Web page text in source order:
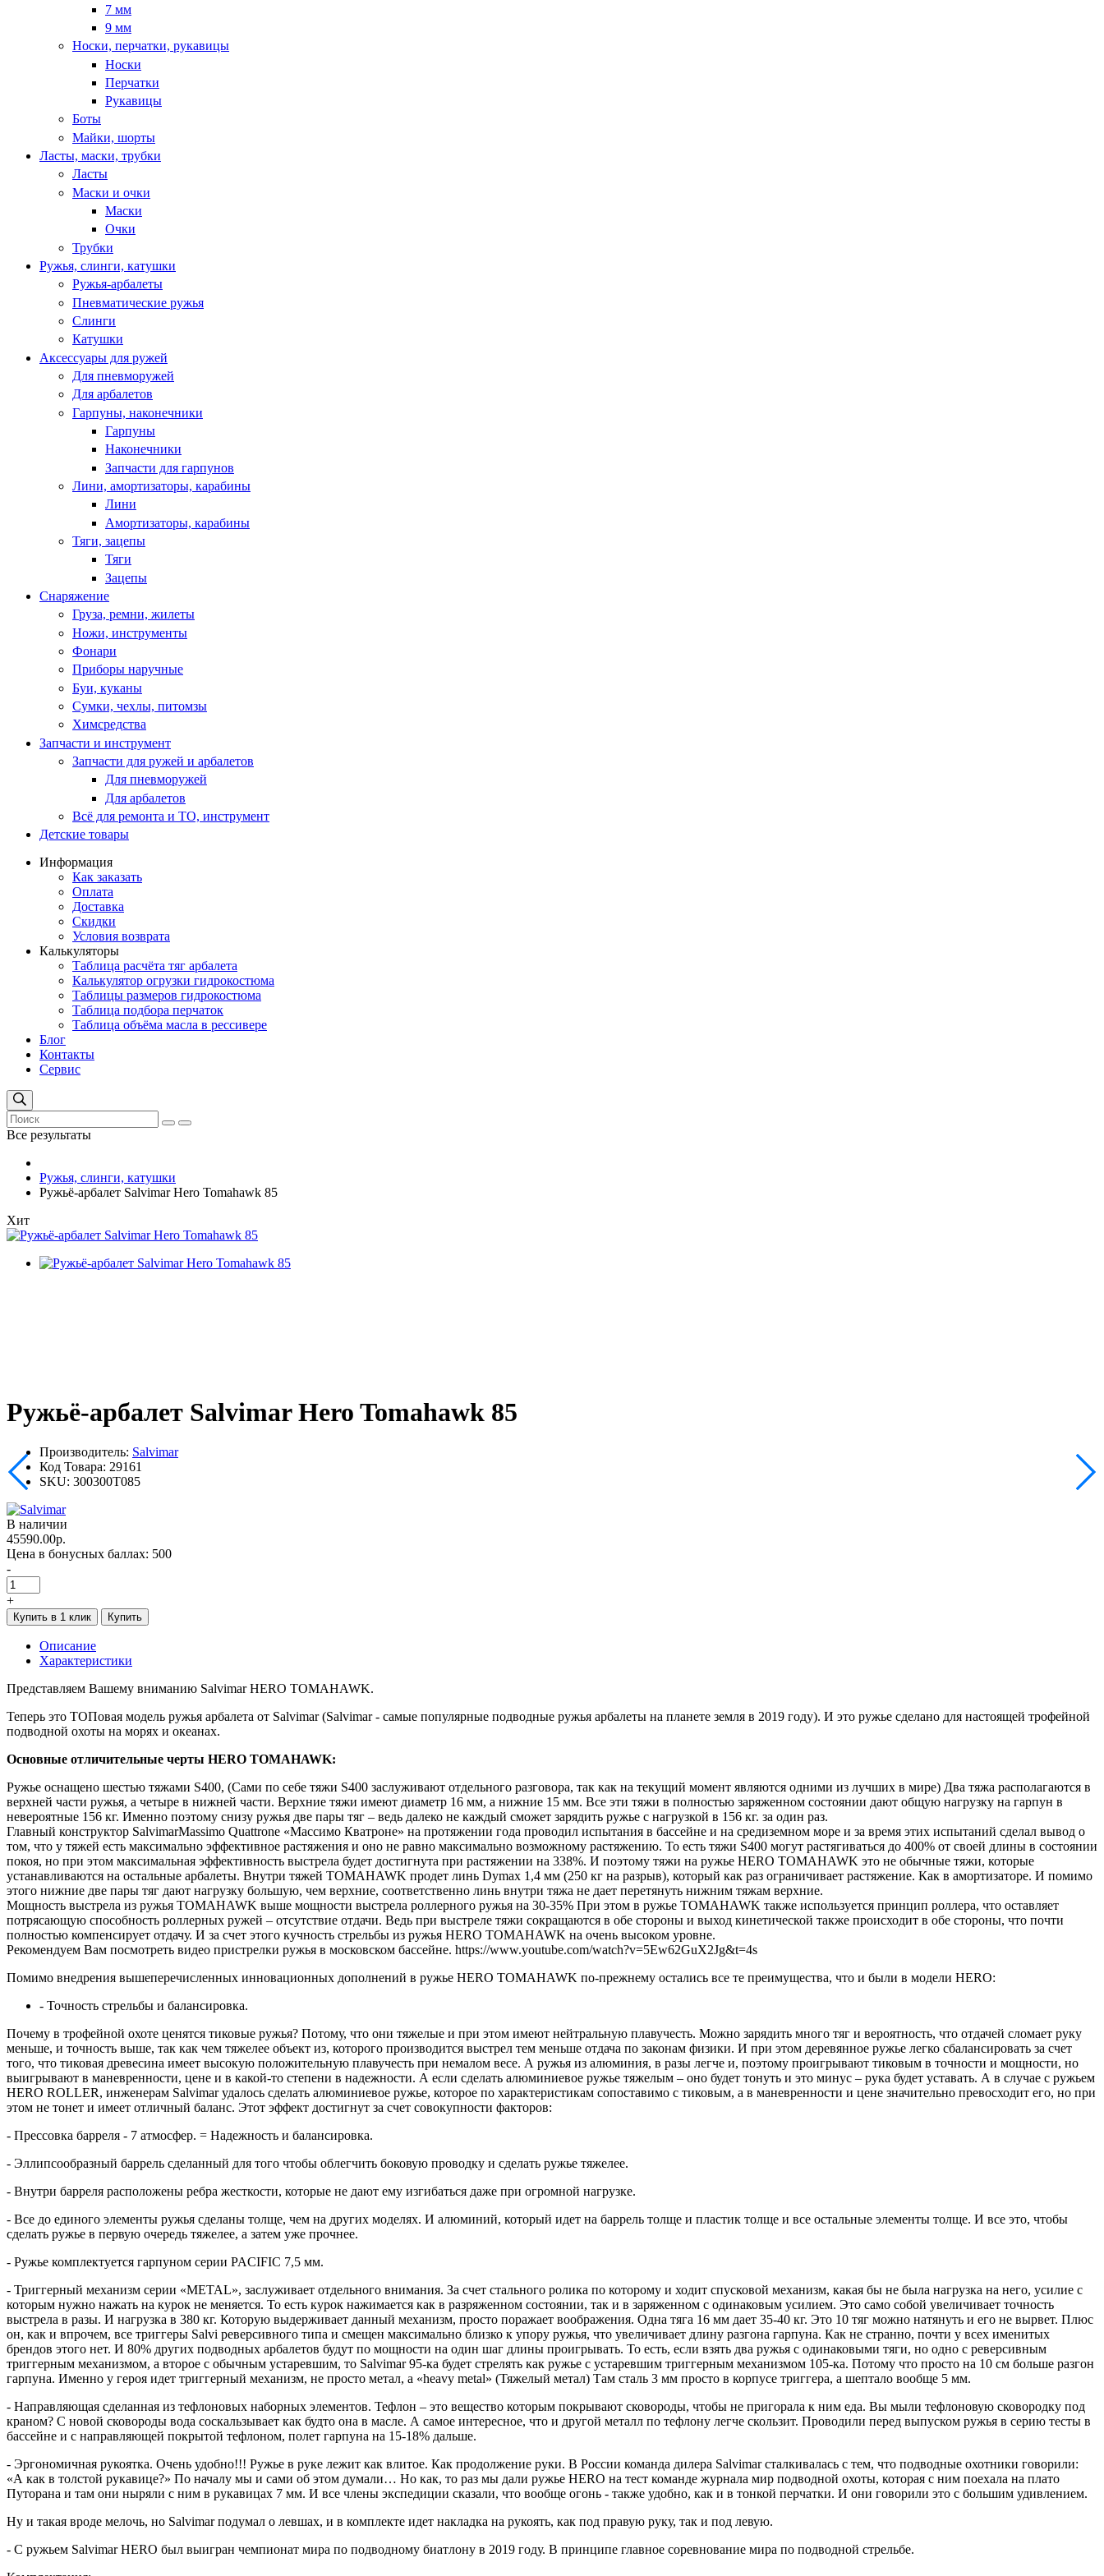
7 мм
9 мм
Носки, перчатки, рукавицы
Носки
Перчатки
Рукавицы
Боты
Майки, шорты
Ласты, маски, трубки
Ласты
Маски и очки
Маски
Очки
Трубки
Ружья, слинги, катушки
Ружья-арбалеты
Пневматические ружья
Слинги
Катушки
Аксессуары для ружей
Для пневморужей
Для арбалетов
Гарпуны, наконечники
Гарпуны
Наконечники
Запчасти для гарпунов
Лини, амортизаторы, карабины
Лини
Амортизаторы, карабины
Тяги, зацепы
Тяги
Зацепы
Снаряжение
Груза, ремни, жилеты
Ножи, инструменты
Фонари
Приборы наручные
Буи, куканы
Сумки, чехлы, питомзы
Химсредства
Запчасти и инструмент
Запчасти для ружей и арбалетов
Для пневморужей
Для арбалетов
Всё для ремонта и ТО, инструмент
Детские товары
Информация
Как заказать
Оплата
Доставка
Скидки
Условия возврата
Калькуляторы
Таблица расчёта тяг арбалета
Калькулятор огрузки гидрокостюма
Таблицы размеров гидрокостюма
Таблица подбора перчаток
Таблица объёма масла в рессивере
Блог
Контакты
Сервис
Все результаты
Ружья, слинги, катушки
Ружьё-арбалет Salvimar Hero Tomahawk 85
Хит
Ружьё-арбалет Salvimar Hero Tomahawk 85
Производитель: Salvimar
Код Товара: 29161
SKU: 300300T085
В наличии
45590.00р.
Цена в бонусных баллах: 500
-
+
Купить в 1 клик Купить
Описание
Характеристики
Представляем Вашему вниманию Salvimar HERO TOMAHAWK.
Теперь это ТОПовая модель ружья арбалета от Salvimar (Salvimar - самые популярные подводные ружья арбалеты на планете земля в 2019 году). И это ружье сделано для настоящей трофейной
подводной охоты на морях и океанах.
Основные отличительные черты HERO TOMAHAWK:
Ружье оснащено шестью тяжами S400, (Сами по себе тяжи S400 заслуживают отдельного разговора, так как на текущий момент являются одними из лучших в мире) Два тяжа располагаются в
верхней части ружья, а четыре в нижней части. Верхние тяжи имеют диаметр 16 мм, а нижние 15 мм. Все эти тяжи в полностью заряженном состоянии дают общую нагрузку на гарпун в
невероятные 156 кг. Именно поэтому снизу ружья две пары тяг – ведь далеко не каждый сможет зарядить ружье с нагрузкой в 156 кг. за один раз.
Главный конструктор SalvimarMassimo Quattrone «Массимо Кватроне» на протяжении года проводил испытания в бассейне и на средиземном море и за время этих испытаний сделал вывод о
том, что у тяжей есть максимально эффективное растяжения и оно не равно максимально возможному растяжению. То есть тяжи S400 могут растягиваться до 400% от своей длины в состоянии
покоя, но при этом максимальная эффективность выстрела будет достигнута при растяжении на 338%. И поэтому тяжи на ружье HERO TOMAHAWK это не обычные тяжи, которые
устанавливаются на остальные арбалеты. Внутри тяжей TOMAHAWK продет линь Dymax 1,4 мм (250 кг на разрыв), который как раз ограничивает растяжение. Как в амортизаторе. И помимо
этого нижние две пары тяг дают нагрузку большую, чем верхние, соответственно линь внутри тяжа не дает перетянуть нижним тяжам верхние.
Мощность выстрела из ружья TOMAHAWK выше мощности выстрела роллерного ружья на 30-35% При этом в ружье TOMAHAWK также используется принцип роллера, что оставляет
потрясающую способность роллерных ружей – отсутствие отдачи. Ведь при выстреле тяжи сокращаются в обе стороны и выход кинетической также происходит в обе стороны, что почти
полностью компенсирует отдачу. И за счет этого кучность стрельбы из ружья HERO TOMAHAWK на очень высоком уровне.
Рекомендуем Вам посмотреть видео пристрелки ружья в московском бассейне. https://www.youtube.com/watch?v=5Ew62GuX2Jg&t=4s
Помимо внедрения вышеперечисленных инновационных дополнений в ружье HERO TOMAHAWK по-прежнему остались все те преимущества, что и были в модели HERO:
- Точность стрельбы и балансировка.
Почему в трофейной охоте ценятся тиковые ружья? Потому, что они тяжелые и при этом имеют нейтральную плавучесть. Можно зарядить много тяг и вероятность, что отдачей сломает руку
меньше, и точность выше, так как чем тяжелее объект из, которого производится выстрел тем меньше отдача по законам физики. И при этом деревянное ружье легко сбалансировать за счет
того, что тиковая древесина имеет высокую положительную плавучесть при немалом весе. А ружья из алюминия, в разы легче и, поэтому проигрывают тиковым в точности и мощности, но
выигрывают в маневренности, цене и в какой-то степени в надежности. А если сделать алюминиевое ружье тяжелым – оно будет тонуть и это минус – рука будет уставать. А в случае с ружьем
HERO ROLLER, инженерам Salvimar удалось сделать алюминиевое ружье, которое по характеристикам сопоставимо с тиковым, а в маневренности и цене значительно превосходит его, но при
этом не тонет и имеет отличный баланс. Этот эффект достигнут за счет совокупности факторов:
- Прессовка барреля - 7 атмосфер. = Надежность и балансировка.
- Эллипсообразный баррель сделанный для того чтобы облегчить боковую проводку и сделать ружье тяжелее.
- Внутри барреля расположены ребра жесткости, которые не дают ему изгибаться даже при огромной нагрузке.
- Все до единого элементы ружья сделаны толще, чем на других моделях. И алюминий, который идет на баррель толще и пластик толще и все остальные элементы толще. И все это, чтобы
сделать ружье в первую очередь тяжелее, а затем уже прочнее.
- Ружье комплектуется гарпуном серии PACIFIC 7,5 мм.
- Триггерный механизм серии «METAL», заслуживает отдельного внимания. За счет стального ролика по которому и ходит спусковой механизм, какая бы не была нагрузка на него, усилие с
которым нужно нажать на курок не меняется. То есть курок нажимается как в разряженном состоянии, так и в заряженном с одинаковым усилием. Это само собой увеличивает точность
выстрела в разы. И нагрузка в 380 кг. Которую выдерживает данный механизм, просто поражает воображения. Одна тяга 16 мм дает 35-40 кг. Это 10 тяг можно натянуть и его не вырвет. Плюс
он, как и впрочем, все триггеры Salvi реверсивного типа и смещен максимально близко к упору ружья, что увеличивает длину разгона гарпуна. Как не странно, почти у всех именитых
брендов этого нет. И 80% других подводных арбалетов будут по мощности на один шаг длины проигрывать. То есть, если взять два ружья с одинаковыми тяги, но одно с реверсивным
триггерным механизмом, а второе с обычным устаревшим, то Salvimar 95-ка будет стрелять как ружье с устаревшим триггерным механизмом 105-ка. Потому что просто на 10 см больше разгон
гарпуна. Именно у героя идет триггерный механизм, не просто метал, а «heavy metal» (Тяжелый метал) Там сталь 3 мм просто в корпусе триггера, а шептало вообще 5 мм.
- Направляющая сделанная из тефлоновых наборных элементов. Тефлон – это вещество которым покрывают сковороды, чтобы не пригорала к ним еда. Вы мыли тефлоновую сковородку под
краном? С новой сковороды вода соскальзывает как будто она в масле. А самое интересное, что и другой металл по тефлону легче скользит. Проводили перед выпуском ружья в серию тесты в
бассейне и с направляющей покрытой тефлоном, полет гарпуна на 15-18% дальше.
- Эргономичная рукоятка. Очень удобно!!! Ружье в руке лежит как влитое. Как продолжение руки. В России команда дилера Salvimar сталкивалась с тем, что подводные охотники говорили:
«А как в толстой рукавице?» По началу мы и сами об этом думали… Но как, то раз мы дали ружье HERO на тест команде журнала мир подводной охоты, которая с ним поехала на плато
Путорана и там они ныряли с ним в рукавицах 7 мм. И все члены экспедиции сказали, что вообще огонь - также удобно, как и в тонкой перчатки. И они говорили это с большим удивлением.
Ну и такая вроде мелочь, но Salvimar подумал о левшах, и в комплекте идет накладка на рукоять, как под правую руку, так и под левую.
- С ружьем Salvimar HERO был выигран чемпионат мира по подводному биатлону в 2019 году. В принципе главное соревнование мира по подводной стрельбе.